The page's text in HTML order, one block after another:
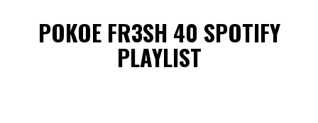
POKOE FR3SH 40 SPOTIFY
PLAYLIST